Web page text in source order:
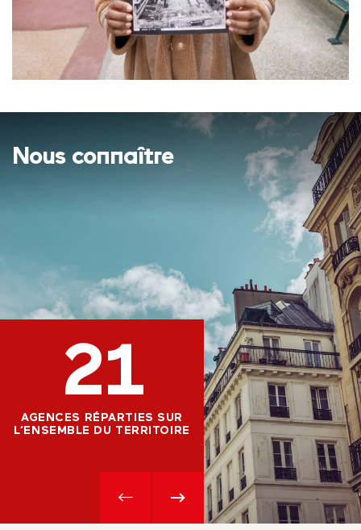
Nous connaître
21
AGENCES RÉPARTIES SUR
L’ENSEMBLE DU TERRITOIRE
HECTARES D'ESPACES
AU SEIN DU
PARIS HABITAT